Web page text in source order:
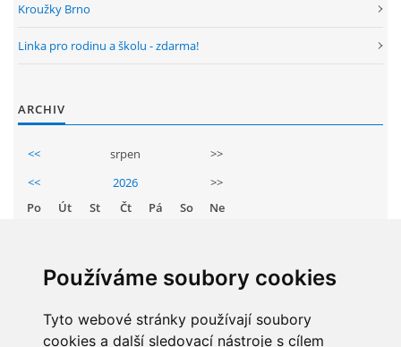
Používáme soubory cookies
Tyto webové stránky používají soubory
cookies a další sledovací nástroje s cílem
PŘEDŠKOLÁCI
REZERVAČNÍ SYSTÉM SPORTOVNÍ HALY
ŠKOLNÍ PORADENSKÉ PRACOVIŠTĚ
NAUČNÁ STEZKA ZBRASLAV
Kroužky Brno
Linka pro rodinu a školu - zdarma!
ARCHIV
<< srpen
>>
<<
2026
>>
Po
Út St Čt Pá So
Ne
11 12 13 14 15
16
18 19 20 21 22
23